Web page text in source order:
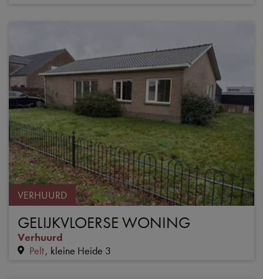
VERHUURD
GELIJKVLOERSE WONING
Verhuurd
Pelt kleine Heide 3